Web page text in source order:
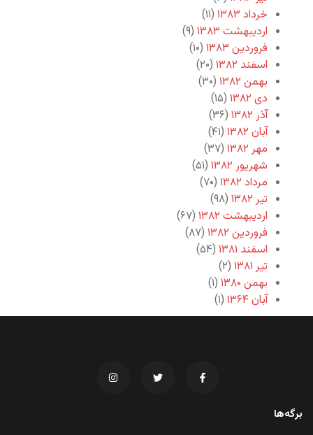
خرداد ۱۳۸۳
(۱۱)
اردیبهشت ۱۳۸۳
(۹)
فروردین ۱۳۸۳
(۱۰)
اسفند ۱۳۸۲
(۲۰)
بهمن ۱۳۸۲
(۳۰)
دی ۱۳۸۲
(۱۵)
آذر ۱۳۸۲
(۳۶)
آبان ۱۳۸۲
(۴۱)
مهر ۱۳۸۲
(۳۷)
شهریور ۱۳۸۲
(۵۱)
مرداد ۱۳۸۲
(۷۰)
تیر ۱۳۸۲
(۹۸)
اردیبهشت ۱۳۸۲
(۶۷)
فروردین ۱۳۸۲
(۸۷)
اسفند ۱۳۸۱
(۵۴)
تیر ۱۳۸۱
(۲)
بهمن ۱۳۸۰
(۱)
آبان ۱۳۶۴
(۱)
برگه‌ها